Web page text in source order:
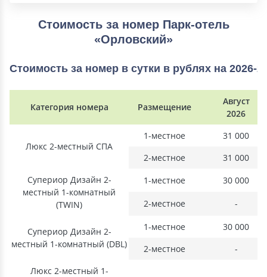
Стоимость за номер Парк-отель
«Орловский»
Стоимость за номер в сутки в рублях на 2026-
Категория номера Размещение
Август
2026
Люкс 2-местный СПА
1-местное
31 000
2-местное
31 000
Супериор Дизайн 2-
местный 1-комнатный
(TWIN)
1-местное 30 000
2-местное -
Супериор Дизайн 2-
местный 1-комнатный (DBL)
1-местное
30 000
2-местное
-
Люкс 2-местный 1-